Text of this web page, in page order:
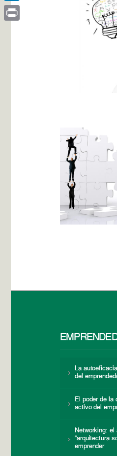
La
del
El poder de la
activo del
Networking: el
“arquitectura
emprender
LinkedIn